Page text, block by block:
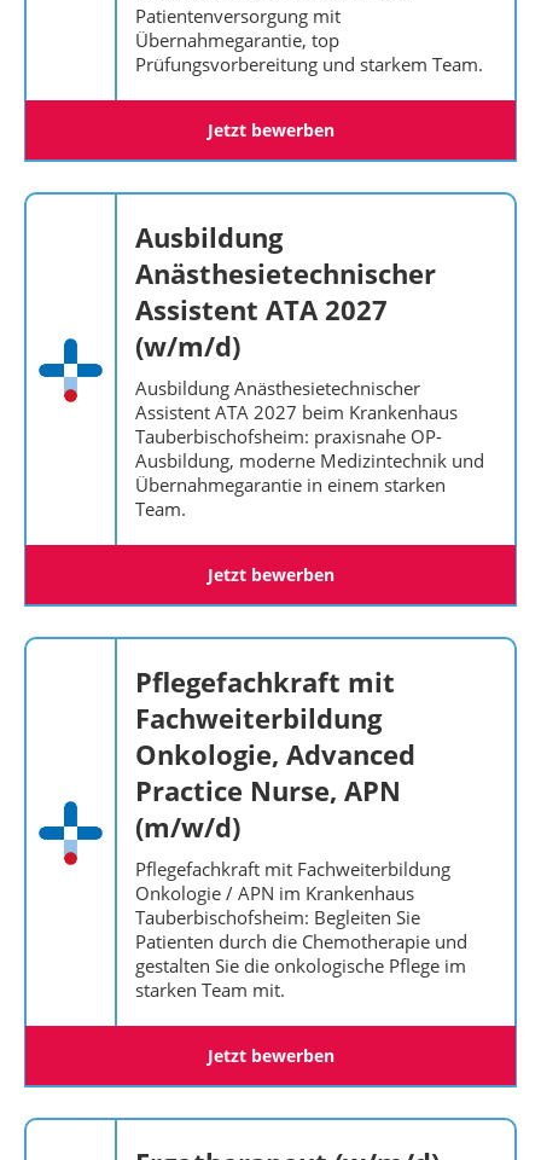
Patientenversorgung mit
Übernahmegarantie, top
Prüfungsvorbereitung und starkem Team.
Jetzt bewerben
Ausbildung
Anästhesietechnischer
Assistent ATA 2027
(w/m/d)
Ausbildung Anästhesietechnischer
Assistent ATA 2027 beim Krankenhaus
Tauberbischofsheim: praxisnahe OP-
Ausbildung, moderne Medizintechnik und
Übernahmegarantie in einem starken
Team.
Jetzt bewerben
Pflegefachkraft mit
Fachweiterbildung
Onkologie, Advanced
Practice Nurse, APN
(m/w/d)
Pflegefachkraft mit Fachweiterbildung
Onkologie / APN im Krankenhaus
Tauberbischofsheim: Begleiten Sie
Patienten durch die Chemotherapie und
gestalten Sie die onkologische Pflege im
starken Team mit.
Jetzt bewerben